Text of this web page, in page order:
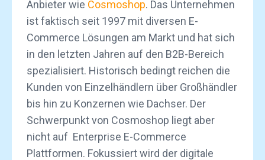
Anbieter wie Cosmoshop. Das Unternehmen
ist faktisch seit 1997 mit diversen E-
Commerce Lösungen am Markt und hat sich
in den letzten Jahren auf den B2B-Bereich
spezialisiert. Historisch bedingt reichen die
Kunden von Einzelhändlern über Großhändler
bis hin zu Konzernen wie Dachser. Der
Schwerpunkt von Cosmoshop liegt aber
nicht auf Enterprise E-Commerce
Plattformen. Fokussiert wird der digitale